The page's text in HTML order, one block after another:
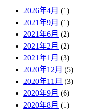
2026年4月 (1)
2021年9月 (1)
2021年6月 (2)
2021年2月 (2)
2021年1月 (3)
2020年12月 (5)
2020年11月 (3)
2020年9月 (6)
2020年8月 (1)